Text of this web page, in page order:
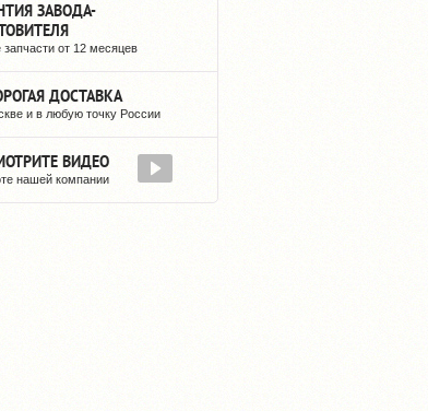
ЗАВОДА-
запчасти от 12 месяцев
ДОСТАВКА
и в любую точку России
ВИДЕО
нашей компании